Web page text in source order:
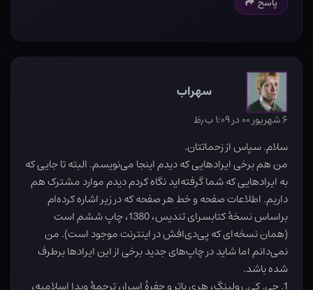
سهراب
۶ شهریور ۰۰ در ۱:۰۹ ب٫ظ
سلام. سپاس از زحماتتان.
من هم برخی ایرادهایی که دیدم اینجا می‌نویسم. البته تا جایی که
به ایرادهایی که شما گرفته‌اید نگاه کردم دیدم موارد مشترک هم
داریم. اطلاعات صفحه و خط هر صفحه که در زیر اشاره کرده‌ام
براساس نسخۀ کتابسرای تندیس، 1380، چاپ ششم است
(همان نسخه‌ای که پی‌دی‌افش در اینترنت موجود است). من
نمی‌دانم اما شاید در چاپ‌های جدید برخی از این ایرادها برطرف
شده باشد.
1. جی. کی. رولینگ، هری پاتر و حفرۀ اسرار، ترجمۀ ویدا اسلامیه،